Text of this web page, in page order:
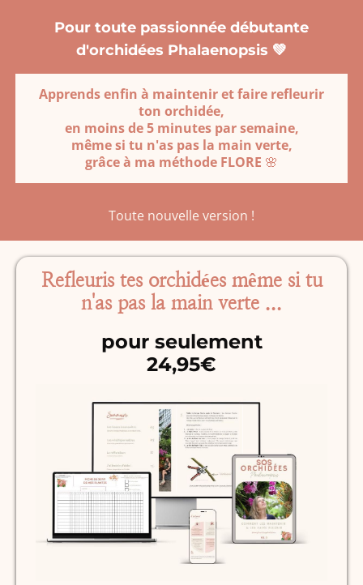
Pour toute passionnée débutante
d'orchidées Phalaenopsis 💚
Apprends enfin à maintenir et faire refleurir
ton orchidée,
en moins de 5 minutes par semaine,
même si tu n'as pas la main verte,
grâce à ma méthode FLORE 🌸
Toute nouvelle version !
Refleuris tes orchidées même si tu
n'as pas la main verte ...
pour seulement
24,95€